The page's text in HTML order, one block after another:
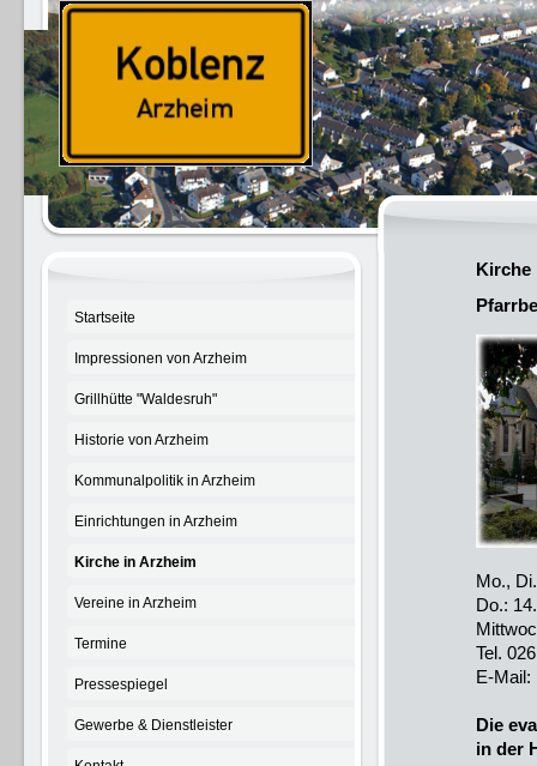
Kirche
Mo.,
Do.:
Tel.
E-Mail:
Die
in der
Startseite
Impressionen von Arzheim
Grillhütte "Waldesruh"
Historie von Arzheim
Kommunalpolitik in Arzheim
Einrichtungen in Arzheim
Kirche in Arzheim
Vereine in Arzheim
Termine
Pressespiegel
Gewerbe & Dienstleister